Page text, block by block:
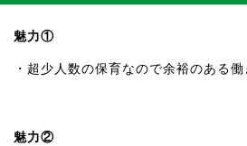
魅力①
・超少人数の保育なので余裕のある働
魅力②